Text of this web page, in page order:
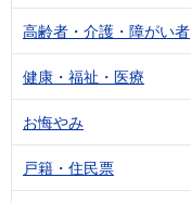
高齢者・介護・障がい者
健康・福祉・医療
お悔やみ
戸籍・住民票